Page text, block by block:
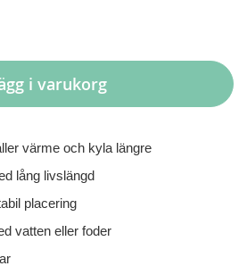
i varukorg
värme och kyla längre
lång livslängd
placering
vatten eller foder